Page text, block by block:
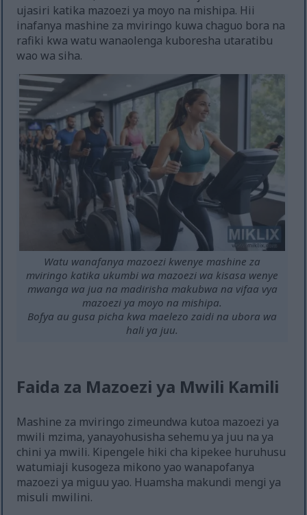
ujasiri katika mazoezi ya moyo na mishipa. Hii
inafanya mashine za mviringo kuwa chaguo bora na
rafiki kwa watu wanaolenga kuboresha utaratibu
wao wa siha.
Watu wanafanya mazoezi kwenye mashine za
mviringo katika ukumbi wa mazoezi wa kisasa wenye
mwanga wa jua na madirisha makubwa na vifaa vya
mazoezi ya moyo na mishipa.
Bofya au gusa picha kwa maelezo zaidi na ubora wa
hali ya juu.
Faida za Mazoezi ya Mwili Kamili
Mashine za mviringo zimeundwa kutoa mazoezi ya
mwili mzima, yanayohusisha sehemu ya juu na ya
chini ya mwili. Kipengele hiki cha kipekee huruhusu
watumiaji kusogeza mikono yao wanapofanya
mazoezi ya miguu yao. Huamsha makundi mengi ya
misuli mwilini.